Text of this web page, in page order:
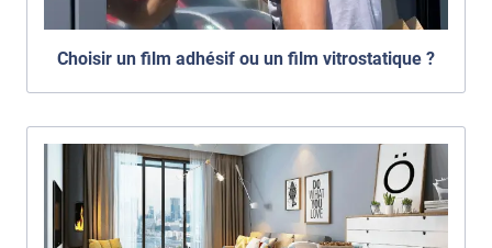
Choisir un film adhésif ou un film vitrostatique ?